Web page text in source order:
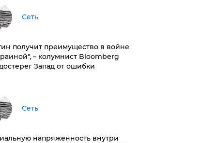
Сеть
получит преимущество в войне
– колумнист Bloomberg
Запад от ошибки
Сеть
напряженность внутри